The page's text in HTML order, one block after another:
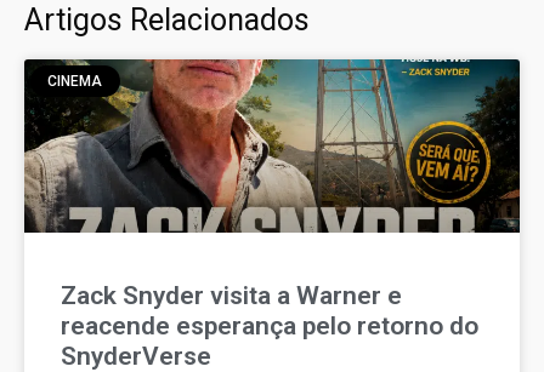
Artigos Relacionados
CINEMA
Zack Snyder visita a Warner e
reacende esperança pelo retorno do
SnyderVerse